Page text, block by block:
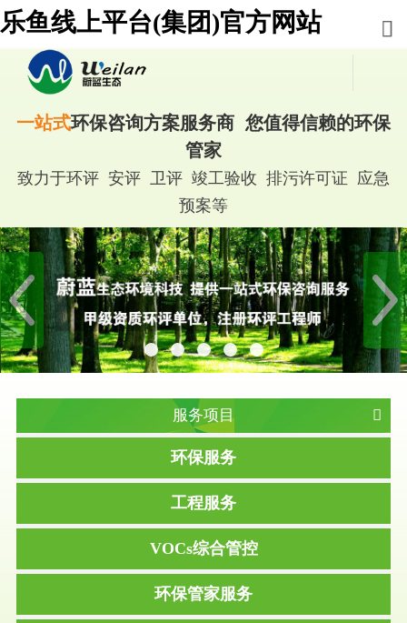
乐鱼线上平台(集团)官方网站
一站式环保咨询方案服务商 您值得信赖的环保
管家
致力于环评 安评 卫评 竣工验收 排污许可证 应急
预案等
服务项目
环保服务
工程服务
VOCs综合管控
环保管家服务